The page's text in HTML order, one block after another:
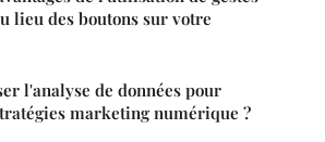
lieu des boutons sur votre
l'analyse de données pour
marketing numérique ?